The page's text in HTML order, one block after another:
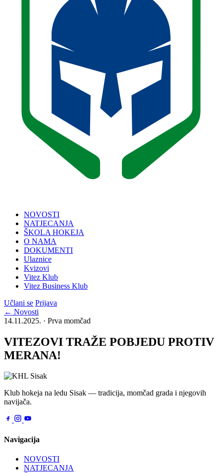
NOVOSTI
NATJECANJA
ŠKOLA HOKEJA
O NAMA
DOKUMENTI
Ulaznice
Kvizovi
Vitez Klub
Vitez Business Klub
Učlani se Prijava
← Novosti
14.11.2025. · Prva momčad
VITEZOVI TRAŽE POBJEDU PROTIV
MERANA!
Klub hokeja na ledu Sisak — tradicija, momčad grada i njegovih
navijača.
Navigacija
NOVOSTI
NATJECANJA